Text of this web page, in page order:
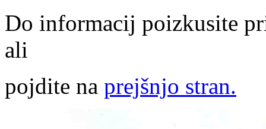
Do informacij poizkusite
ali
pojdite na prejšnjo stran.